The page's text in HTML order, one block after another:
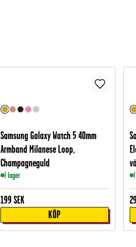
Samsung Galaxy Watch 5 40mm
Armband Milanese Loop,
Champagneguld
I lager
199 SEK
KÖP